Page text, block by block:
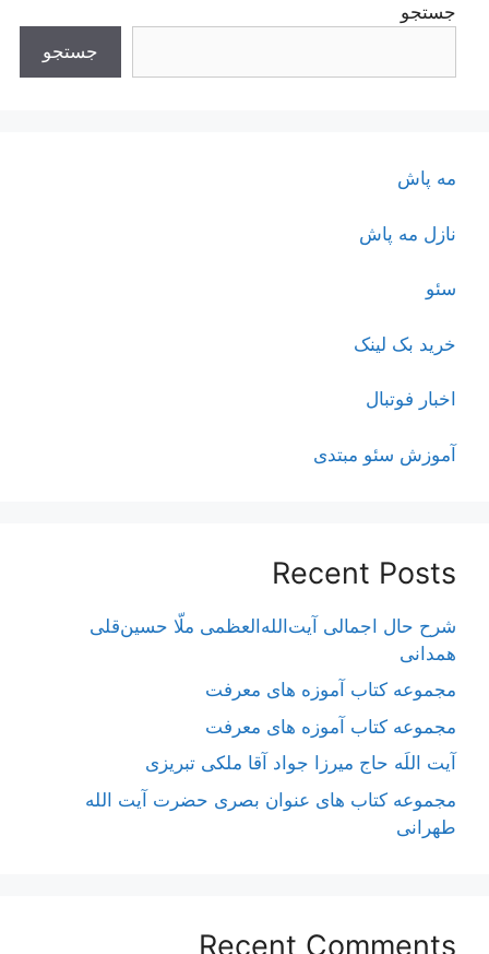
جستجو
جستجو
مه پاش
نازل مه پاش
سئو
خرید بک لینک
اخبار فوتبال
آموزش سئو مبتدی
Recent Posts
شرح حال اجمالی آیت‌الله‌العظمی ملّا حسین‌قلی
همدانی
مجموعه کتاب آموزه های معرفت
مجموعه کتاب آموزه های معرفت
آیت اللَه حاج میرزا جواد آقا ملکی تبریزی
مجموعه کتاب های عنوان بصری حضرت آیت الله
طهرانی
Recent Comments